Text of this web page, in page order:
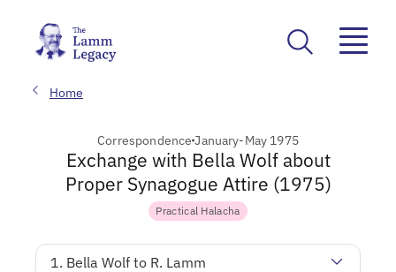
Home
CorrespondenceJanuary-May 1975
Exchange with Bella Wolf about
Proper Synagogue Attire (1975)
Practical Halacha
1. Bella Wolf to R. Lamm